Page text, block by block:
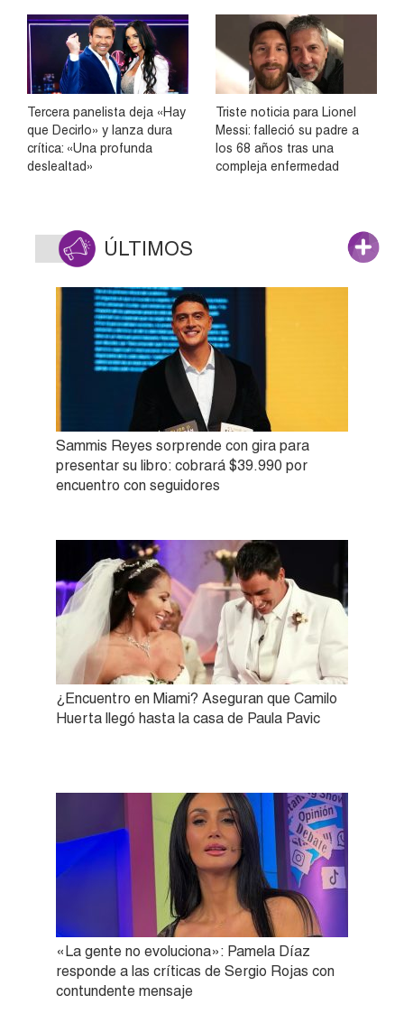
Tercera panelista deja «Hay
que Decirlo» y lanza dura
crítica: «Una profunda
deslealtad»
Triste noticia para Lionel
Messi: falleció su padre a
los 68 años tras una
compleja enfermedad
ÚLTIMOS
Sammis Reyes sorprende con gira para
presentar su libro: cobrará $39.990 por
encuentro con seguidores
¿Encuentro en Miami? Aseguran que Camilo
Huerta llegó hasta la casa de Paula Pavic
«La gente no evoluciona»: Pamela Díaz
responde a las críticas de Sergio Rojas con
contundente mensaje